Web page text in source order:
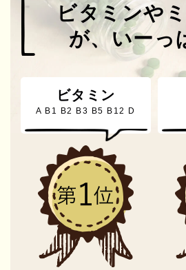
ビタミンや
が、いーっ
ビタミン
A B1 B2 B3 B5 B12 D